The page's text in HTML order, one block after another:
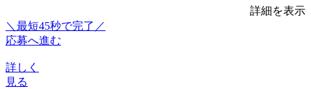
詳細を表示
＼最短45秒で完了／
応募へ進む
詳しく
見る